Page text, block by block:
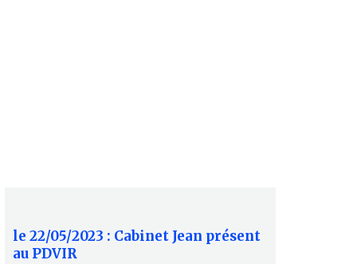
le 22/05/2023 : Cabinet Jean présent
au PDVIR